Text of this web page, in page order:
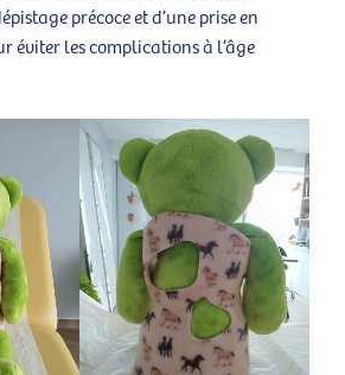
précoce et d’une prise en
éviter les complications à l’âge